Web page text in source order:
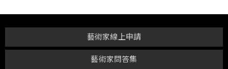
藝術家問答集
藝術家線上申請